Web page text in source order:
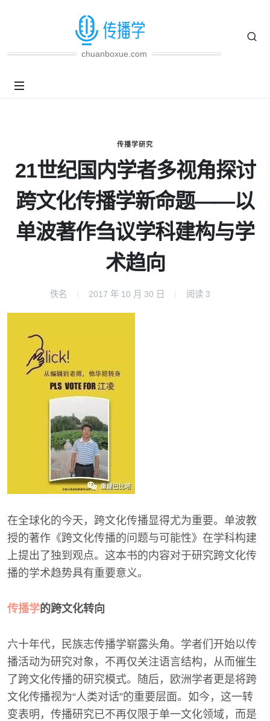
chuanboxue.com
传播学研究
21世纪国内学者多视角探讨
跨文化传播学新命题——以
单波著作刍议学科建构与学
术趋向
佚名 2017 年 10 月 30 日 阅读 3
在全球化的今天，跨文化传播显得尤为重要。单波教
授的著作《跨文化传播的问题与可能性》在学科构建
上提出了独到观点。这本书的内容对于研究跨文化传
播的学术趋势具有重要意义。
传播学的跨文化转向
六十年代，民族志传播学崭露头角。学者们开始以传
播活动为研究对象，不再仅关注语言结构，从而催生
了跨文化传播的研究模式。随后，欧洲学者更是将跨
文化传播视为“人类对话”的重要层面。如今，这一转
变表明，传播研究已不再仅限于单一文化领域，而是